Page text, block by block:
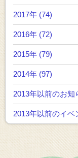
2017年 (74)
2016年 (72)
2015年 (79)
2014年 (97)
2013年以前のお知
2013年以前のイベ